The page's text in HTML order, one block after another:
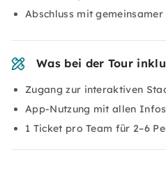
Abschluss mit gemeinsamer
Was bei der Tour
Zugang zur interaktiven
App-Nutzung mit allen
1 Ticket pro Team für 2–6